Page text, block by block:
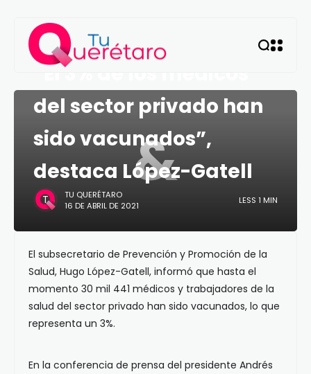
&
MÉXICO
“El 3% de los médicos
del sector privado han
sido vacunados”,
destaca López-Gatell
TU QUERÉTARO
16 DE ABRIL DE 2021
LESS 1 MIN
El subsecretario de Prevención y Promoción de la
Salud, Hugo López-Gatell, informó que hasta el
momento 30 mil 441 médicos y trabajadores de la
salud del sector privado han sido vacunados, lo que
representa un 3%.
En la conferencia de prensa del presidente Andrés